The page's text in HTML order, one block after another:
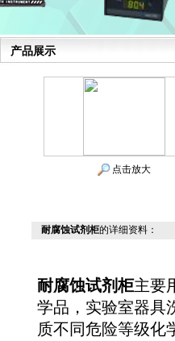
产品展示
点击放大
耐腐蚀试剂柜的详细资料：
耐腐蚀试剂柜主要
学品，实验室器具
质不同危险等级化